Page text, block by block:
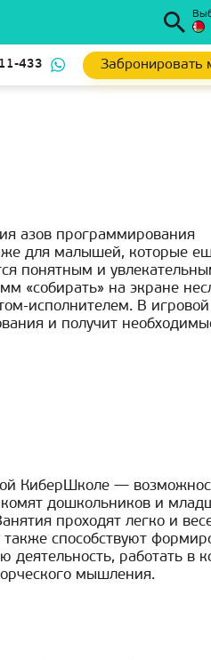
433 Забронировать
азов программирования
для малышей, которые
понятным и
«собирать» на экране
исполнителем. В
и получит
КиберШколе —
дошкольников и
проходят легко и
способствуют
деятельность, работать в
мышления.